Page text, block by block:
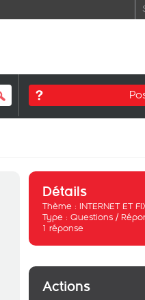
Détails
Thème : INTERNET ET
Type : Questions /
1 réponse
Actions